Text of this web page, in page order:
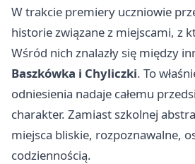
W trakcie premiery uczniowie
historie związane z miejscami, z
Wśród nich znalazły się między
Baszkówka i Chyliczki. To
odniesienia nadaje całemu
charakter. Zamiast szkolnej
miejsca bliskie, rozpoznawalne,
codziennością.